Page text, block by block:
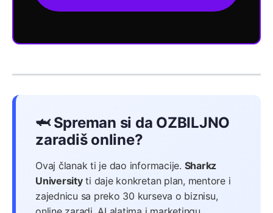
🦈 Spreman si da OZBILJNO
zaradiš online?
Ovaj članak ti je dao informacije. Sharkz
Universityti daje konkretan plan, mentore i
zajednicu sa preko 30 kurseva o biznisu,